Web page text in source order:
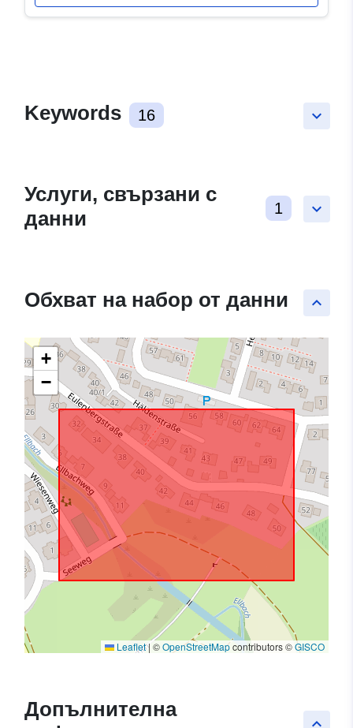
keyboard_arrow_down
Keywords 16
keyboard_arrow_down
Услуги, свързани с
данни
1
keyboard_arrow_up
Обхват на набор от данни
+
−
Leaflet| ©OpenStreetMapcontributors ©GISCO
Допълнителна